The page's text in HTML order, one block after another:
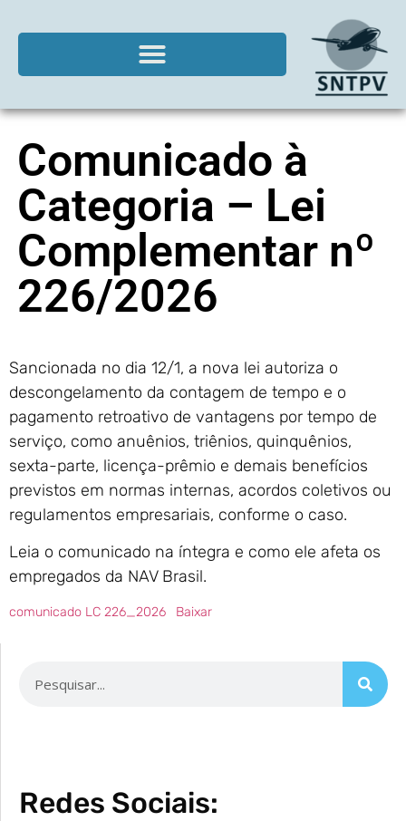
Comunicado à
Categoria – Lei
Complementar nº
226/2026
Sancionada no dia 12/1, a nova lei autoriza o
descongelamento da contagem de tempo e o
pagamento retroativo de vantagens por tempo de
serviço, como anuênios, triênios, quinquênios,
sexta-parte, licença-prêmio e demais benefícios
previstos em normas internas, acordos coletivos ou
regulamentos empresariais, conforme o caso.
Leia o comunicado na íntegra e como ele afeta os
empregados da NAV Brasil.
comunicado LC 226_2026 Baixar
Redes Sociais: